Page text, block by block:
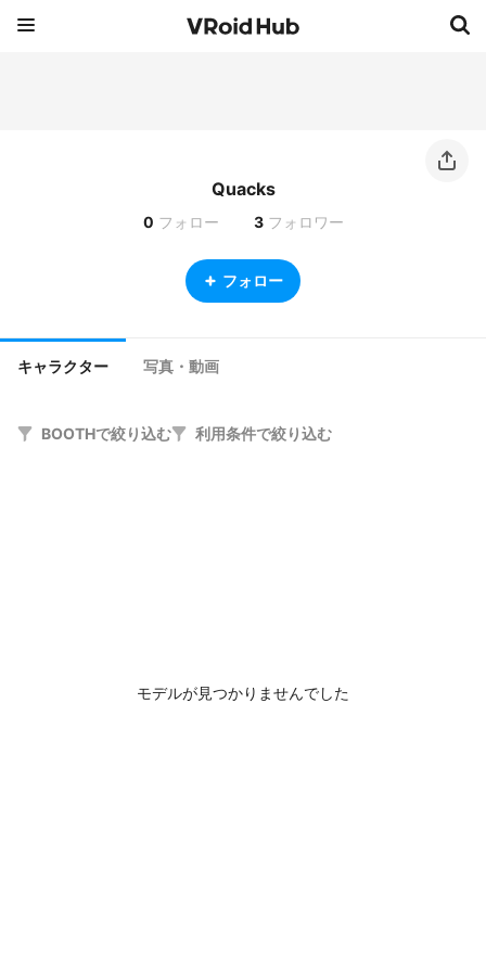
Quacks
0 フォロー 3 フォロワー
フォロー
キャラクター 写真・動画
BOOTHで絞り込む 利用条件で絞り込む
モデルが見つかりませんでした